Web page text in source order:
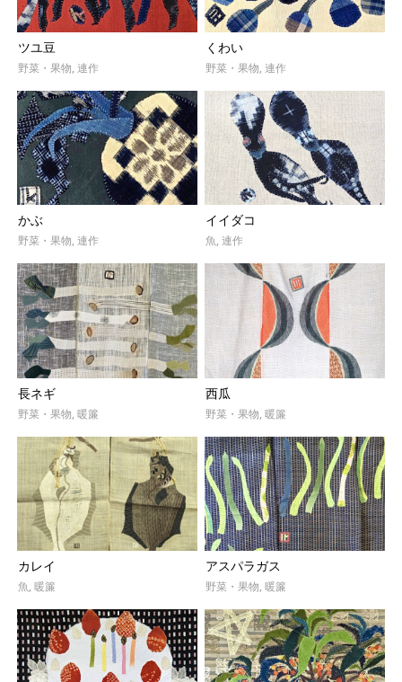
ツユ豆
野菜・果物, 連作
くわい
野菜・果物, 連作
かぶ
野菜・果物, 連作
イイダコ
魚, 連作
長ネギ
野菜・果物, 暖簾
西瓜
野菜・果物, 暖簾
カレイ
魚, 暖簾
アスパラガス
野菜・果物, 暖簾